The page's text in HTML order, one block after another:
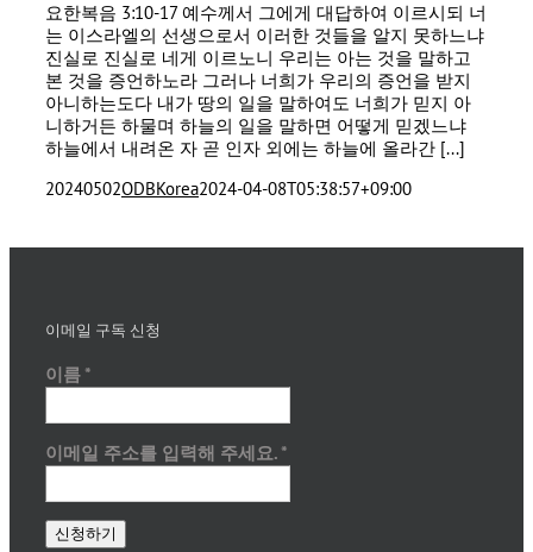
요한복음 3:10-17 예수께서 그에게 대답하여 이르시되 너
는 이스라엘의 선생으로서 이러한 것들을 알지 못하느냐
진실로 진실로 네게 이르노니 우리는 아는 것을 말하고
본 것을 증언하노라 그러나 너희가 우리의 증언을 받지
아니하는도다 내가 땅의 일을 말하여도 너희가 믿지 아
니하거든 하물며 하늘의 일을 말하면 어떻게 믿겠느냐
하늘에서 내려온 자 곧 인자 외에는 하늘에 올라간 [...]
20240502ODBKorea2024-04-08T05:38:57+09:00
이메일 구독 신청
이름 *
이메일 주소를 입력해 주세요. *